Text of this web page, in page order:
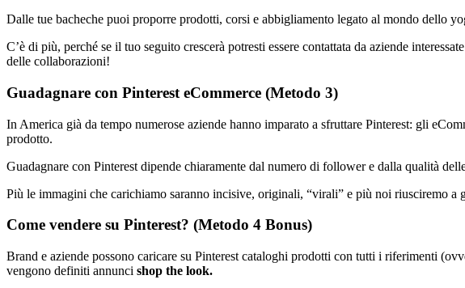
Dalle tue bacheche puoi proporre prodotti, corsi e abbigliamento legato al mondo dello
C’è di più, perché se il tuo seguito crescerà potresti essere contattata da aziende
delle collaborazioni!
Guadagnare con Pinterest eCommerce (Metodo 3)
In America già da tempo numerose aziende hanno imparato a sfruttare Pinterest: gli
prodotto.
Guadagnare con Pinterest dipende chiaramente dal numero di follower e dalla qualità
Più le immagini che carichiamo saranno incisive, originali, “virali” e più noi riusciremo a
Come vendere su Pinterest? (Metodo 4 Bonus)
Brand e aziende possono caricare su Pinterest cataloghi prodotti con tutti i riferimenti
vengono definiti annunci shop the look.